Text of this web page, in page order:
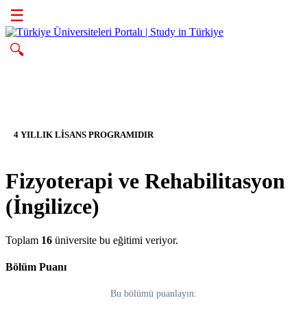
☰
🔍
4 YILLIK LİSANS PROGRAMIDIR
Fizyoterapi ve Rehabilitasyon
(İngilizce)
Toplam 16 üniversite bu eğitimi veriyor.
Bölüm Puanı
Bu bölümü puanlayın: